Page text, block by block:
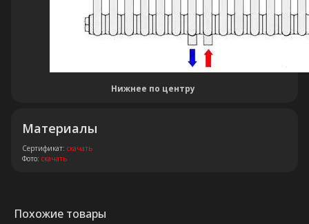
Нижнее по центру
Материалы
Сертификат: скачать
Фото: скачать
Похожие товары
Остались вопросы?
кратчайшие сроки. Мы знаем
правильный выбор.